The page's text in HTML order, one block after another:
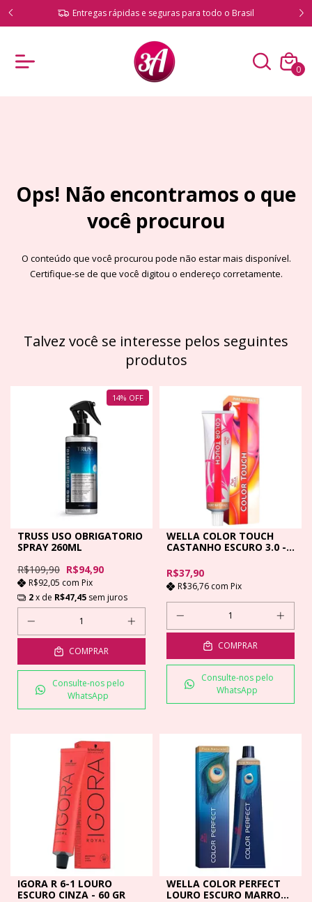
Entregas rápidas e seguras para todo o Brasil
0
Ops! Não encontramos o que
você procurou
O conteúdo que você procurou pode não estar mais disponível.
Certifique-se de que você digitou o endereço corretamente.
Talvez você se interesse pelos seguintes
produtos
14% OFF
TRUSS USO OBRIGATORIO
SPRAY 260ML
R$109,90 R$94,90
R$92,05 com Pix
2x de R$47,45 sem juros
COMPRAR
Consulte-nos pelo
WhatsApp
WELLA COLOR TOUCH
CASTANHO ESCURO 3.0 -
R$37,90
R$36,76 com Pix
COMPRAR
Consulte-nos pelo
WhatsApp
IGORA R 6-1 LOURO
ESCURO CINZA - 60 GR
WELLA COLOR PERFECT
LOURO ESCURO MARROM